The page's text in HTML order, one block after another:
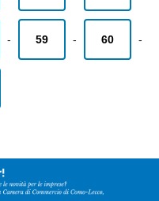
- 59 - 60 -